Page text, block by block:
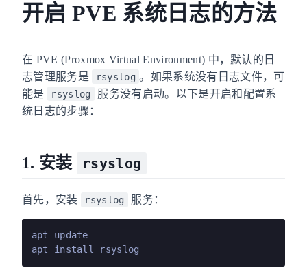
开启 PVE 系统日志的方法
在 PVE (Proxmox Virtual Environment) 中，默认的日
志管理服务是
rsyslog 。如果系统没有日志文件，可
能是
rsyslog
服务没有启动。以下是开启和配置系
统日志的步骤：
1. 安装 rsyslog
首先，安装 rsyslog 服务：
apt update